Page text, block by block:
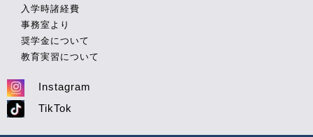
入学時諸経費
事務室より
奨学金について
教育実習について
Instagram
TikTok